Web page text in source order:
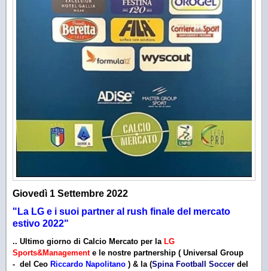
Giovedì 1 Settembre 2022
"La LG e i suoi partner al rush finale del mercato
estivo 2022"
.. Ultimo giorno di Calcio Mercato per la LG
Sports&Managemente le nostre partnership ( Universal Group
- del Ceo Riccardo Napolitano ) & la (Spina Football Soccer del